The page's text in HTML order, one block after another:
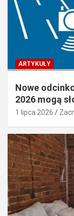
ARTYKUŁY
Nowe
2026 mogą
1 lipca 2026